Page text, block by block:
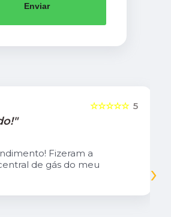
Enviar
5
☆☆☆☆☆
Fizeram a
de gás do meu
›